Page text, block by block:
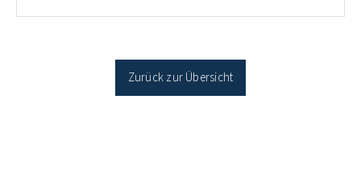
Antragstellende verpflichten sich zu energetischer
Sanierung in Einzelmaßnahmen […]
Zurück zur Übersicht